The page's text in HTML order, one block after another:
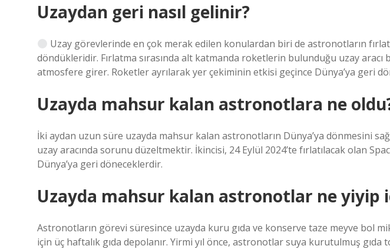
Uzaydan geri nasıl gelinir?
Uzay görevlerinde en çok merak edilen konulardan biri de astronotların
döndükleridir. Fırlatma sırasında alt katmanda roketlerin bulunduğu uzay
atmosfere girer. Roketler ayrılarak yer çekiminin etkisi geçince Dünya’ya geri
Uzayda mahsur kalan astronotlara ne
İki aydan uzun süre uzayda mahsur kalan astronotların Dünya’ya dönmesini
uzay aracında sorunu düzeltmektir. İkincisi, 24 Eylül 2024’te fırlatılacak olan
Dünya’ya geri döneceklerdir.
Uzayda mahsur kalan astronotlar ne yiyip
Astronotların görevi süresince uzayda kuru gıda ve konserve taze meyve bol
için üç haftalık gıda depolanır. Yirmi yıl önce, astronotlar suya kurutulmuş